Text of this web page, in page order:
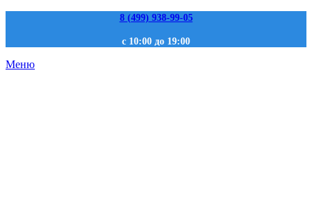
8 (499) 938-99-05
с 10:00 до 19:00
Меню